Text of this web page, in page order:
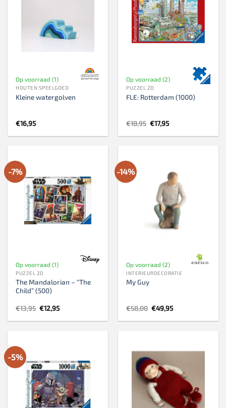
Op voorraad (1)
HOUTEN SPEELGOED
Kleine watergolven
€16,95
Op voorraad (2)
PUZZEL 2D
FLE: Rotterdam (1000)
€18,95 Oorspronkelijke
prijs
was:
€17,95Huidige
is:
-7%
Op voorraad (1)
PUZZEL 2D
The Mandalorian – “The
Child” (500)
€13,95 Oorspronkelijke
prijs
was:
€12,95Huidige
is:
-14%
Op voorraad (2)
INTERIEURDECORATIE
My Guy
€58,00 Oorspronkelijke
prijs
was:
€49,95Huidige
is:
-5%